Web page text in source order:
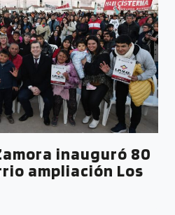
inauguró 80
ampliación Los